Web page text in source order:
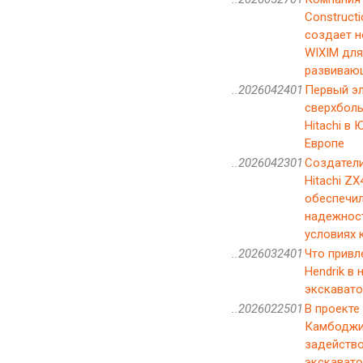
создает
WIXIM для
..2026042401 Первый
Hitachi в
Европе
..2026042301
Hitachi
условиях
..2026032401 Что
Hendrik в
..2026022501 В